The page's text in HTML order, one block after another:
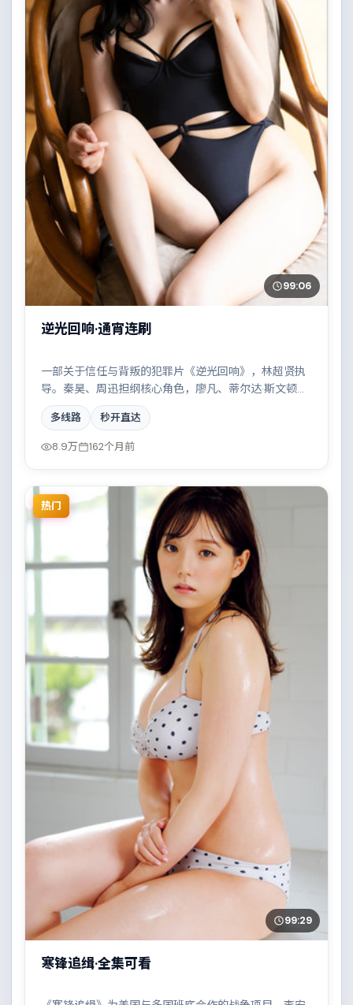
99:06
逆光回响·通宵连刷
一部关于信任与背叛的犯罪片《逆光回响》，林超贤执
导。秦昊、周迅担纲核心角色，廖凡、蒂尔达·斯文顿、
木村拓哉、胡歌等实力加盟，取景与班底多来自澳大利
亚。雨夜、旧楼与一封未寄出的信构成叙事起点。结尾
留白耐人寻味。
多线路 秒开直达
8.9万 162个月前
热门
99:29
寒锋追缉·全集可看